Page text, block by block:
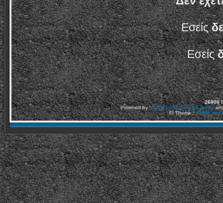
Εσείς
Εσείς
26806
Powered byphpBB2 Plus,phpBB Styles
FI Theme ::Mods and